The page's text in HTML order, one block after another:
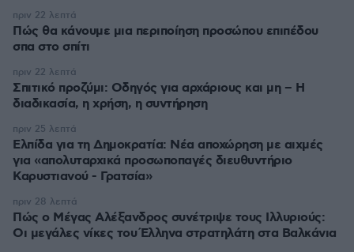
Πώς θα κάνουμε μια περιποίηση προσώπου επιπέδου
σπα στο σπίτι
πριν 22 λεπτά
Σπιτικό προζύμι: Οδηγός για αρχάριους και μη – Η
διαδικασία, η χρήση, η συντήρηση
πριν 22 λεπτά
Ελπίδα για τη Δημοκρατία: Νέα αποχώρηση με αιχμές
για «απολυταρχικά προσωποπαγές διευθυντήριο
Καρυστιανού - Γρατσία»
πριν 25 λεπτά
Πώς ο Μέγας Αλέξανδρος συνέτριψε τους Ιλλυριούς:
Οι μεγάλες νίκες του Έλληνα στρατηλάτη στα Βαλκάνια
πριν 28 λεπτά